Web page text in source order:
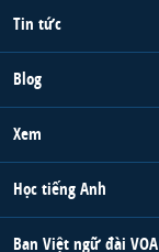
Tin tức
Blog
Xem
Học tiếng Anh
Ban Việt ngữ đài VOA